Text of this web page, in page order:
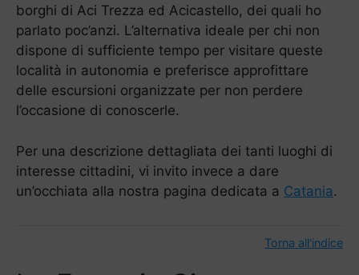
borghi di Aci Trezza ed Acicastello, dei quali ho
parlato poc’anzi. L’alternativa ideale per chi non
dispone di sufficiente tempo per visitare queste
località in autonomia e preferisce approfittare
delle escursioni organizzate per non perdere
l’occasione di conoscerle.
Per una descrizione dettagliata dei tanti luoghi di
interesse cittadini, vi invito invece a dare
un’occhiata alla nostra pagina dedicata a Catania.
Torna all'indice